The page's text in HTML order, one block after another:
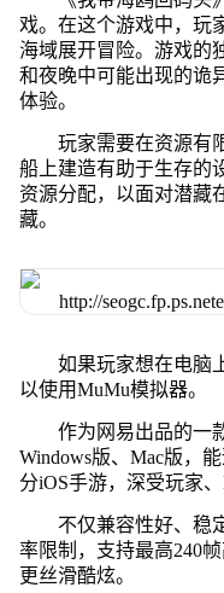
戏。在这个游戏中，玩
海域展开冒险。游戏的
和夜晚中可能出现的诡
体验。
玩家需要在资源有
船上建造有助于生存的
资源分配，以面对潜藏
藏。
如果玩家想在电脑
以使用MuMu模拟器。
作为网易出品的一
Windows版、Mac版，
分iOS手游，深受玩家、
不仅兼容性好、稳
率限制，支持最高240
更丝滑酷炫。